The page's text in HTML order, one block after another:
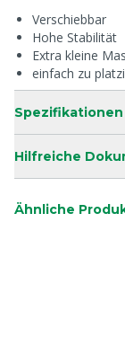
Verschiebbar
Hohe Stabilität
Extra kleine
einfach zu
Spezifikationen
Hilfreiche
Ähnliche